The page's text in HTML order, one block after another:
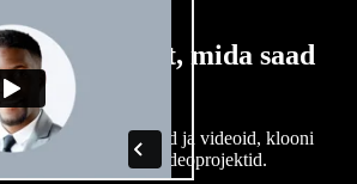
osa sellest, mida saad
teha.
tasuta pilte, helisid ja videoid, klooni
terviklikud audio-videoprojektid.